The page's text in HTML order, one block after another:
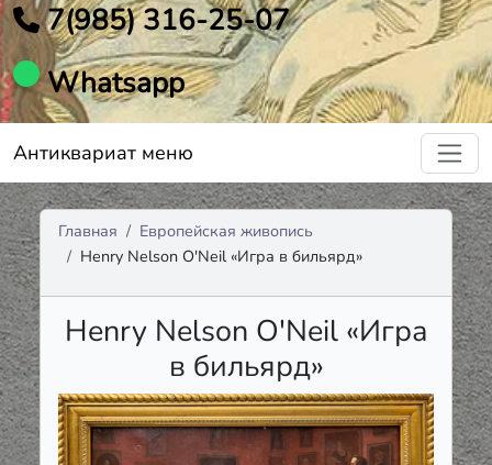
7(985) 316-25-07
Whatsapp
Антиквариат меню
Главная
Европейская живопись
Henry Nelson O'Neil «Игра в бильярд»
Henry Nelson O'Neil «Игра
в бильярд»